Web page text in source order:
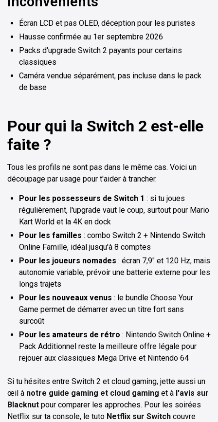
Écran LCD et pas OLED, déception pour les puristes
Hausse confirmée au 1er septembre 2026
Packs d'upgrade Switch 2 payants pour certains
classiques
Caméra vendue séparément, pas incluse dans le pack
de base
Pour qui la Switch 2 est-elle
faite ?
Tous les profils ne sont pas dans le même cas. Voici un
découpage par usage pour t'aider à trancher.
Pour les possesseurs de Switch 1 : si tu joues
régulièrement, l'upgrade vaut le coup, surtout pour Mario
Kart World et la 4K en dock
Pour les familles : combo Switch 2 + Nintendo Switch
Online Famille, idéal jusqu'à 8 comptes
Pour les joueurs nomades : écran 7,9" et 120 Hz, mais
autonomie variable, prévoir une batterie externe pour les
longs trajets
Pour les nouveaux venus : le bundle Choose Your
Game permet de démarrer avec un titre fort sans
surcoût
Pour les amateurs de rétro : Nintendo Switch Online +
Pack Additionnel reste la meilleure offre légale pour
rejouer aux classiques Mega Drive et Nintendo 64
Si tu hésites entre Switch 2 et cloud gaming, jette aussi un
œil à notre guide gaming et cloud gaming et à l'avis sur
Blacknut pour comparer les approches. Pour les soirées
Netflix sur ta console, le tuto Netflix sur Switch couvre